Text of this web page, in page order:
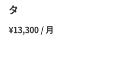
55％（割引率45％）
タ
¥13,300 / 月